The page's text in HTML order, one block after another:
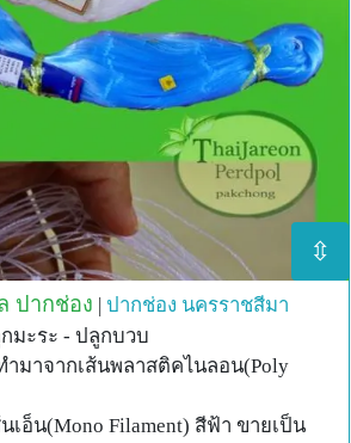
⇳
ปากช่อง | ปากช่อง นครราชสีมา
มะระ - ปลูกบวบ
มาจากเส้นพลาสติคไนลอน(Poly
เอ็น(Mono Filament) สีฟ้า ขายเป็น